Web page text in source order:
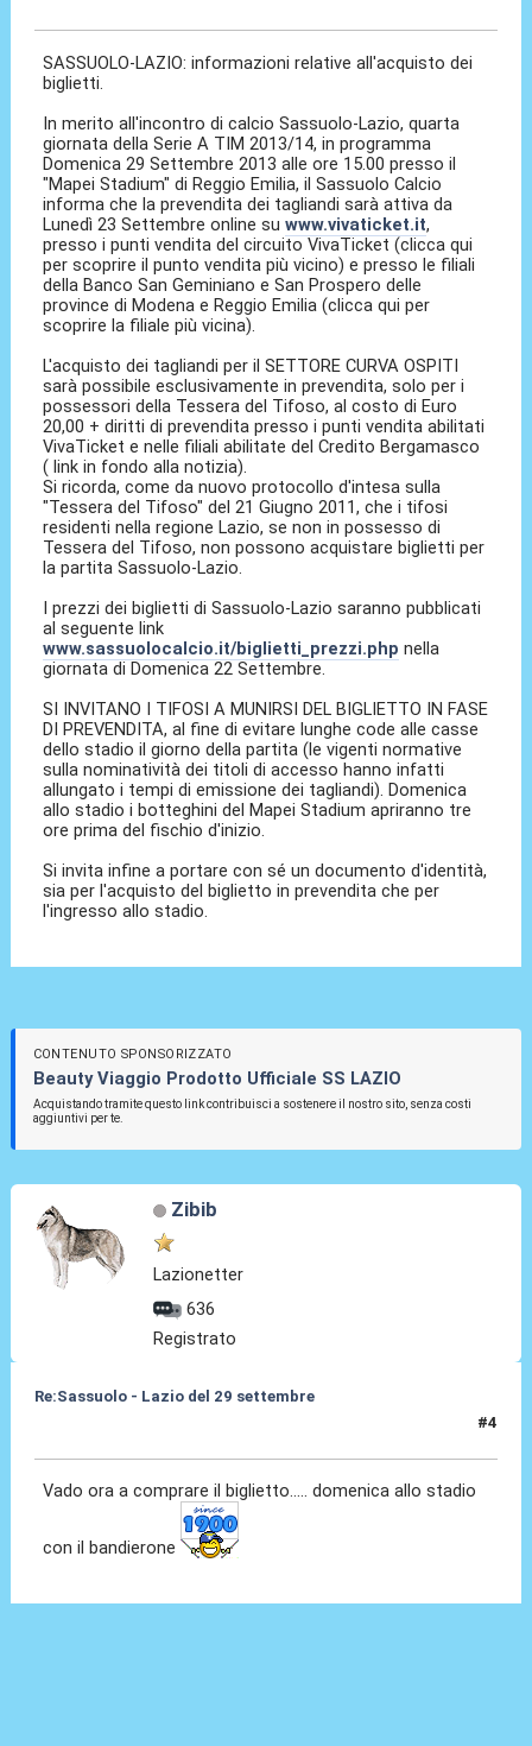
SASSUOLO-LAZIO: informazioni relative all'acquisto dei
biglietti.
In merito all'incontro di calcio Sassuolo-Lazio, quarta
giornata della Serie A TIM 2013/14, in programma
Domenica 29 Settembre 2013 alle ore 15.00 presso il
"Mapei Stadium" di Reggio Emilia, il Sassuolo Calcio
informa che la prevendita dei tagliandi sarà attiva da
Lunedì 23 Settembre online suwww.vivaticket.it,
presso i punti vendita del circuito VivaTicket (clicca qui
per scoprire il punto vendita più vicino) e presso le filiali
della Banco San Geminiano e San Prospero delle
province di Modena e Reggio Emilia (clicca qui per
scoprire la filiale più vicina).
L'acquisto dei tagliandi per il SETTORE CURVA OSPITI
sarà possibile esclusivamente in prevendita, solo per i
possessori della Tessera del Tifoso, al costo di Euro
20,00 + diritti di prevendita presso i punti vendita abilitati
VivaTicket e nelle filiali abilitate del Credito Bergamasco
( link in fondo alla notizia).
Si ricorda, come da nuovo protocollo d'intesa sulla
"Tessera del Tifoso" del 21 Giugno 2011, che i tifosi
residenti nella regione Lazio, se non in possesso di
Tessera del Tifoso, non possono acquistare biglietti per
la partita Sassuolo-Lazio.
I prezzi dei biglietti di Sassuolo-Lazio saranno pubblicati
al seguente link
www.sassuolocalcio.it/biglietti_prezzi.php nella
giornata di Domenica 22 Settembre.
SI INVITANO I TIFOSI A MUNIRSI DEL BIGLIETTO IN FASE
DI PREVENDITA, al fine di evitare lunghe code alle casse
dello stadio il giorno della partita (le vigenti normative
sulla nominatività dei titoli di accesso hanno infatti
allungato i tempi di emissione dei tagliandi). Domenica
allo stadio i botteghini del Mapei Stadium apriranno tre
ore prima del fischio d'inizio.
Si invita infine a portare con sé un documento d'identità,
sia per l'acquisto del biglietto in prevendita che per
l'ingresso allo stadio.
CONTENUTO SPONSORIZZATO
Beauty Viaggio Prodotto Ufficiale SS LAZIO
Acquistando tramite questo link contribuisci a sostenere il nostro sito, senza costi
aggiuntivi per te.
Zibib
Lazionetter
636
Registrato
Re:Sassuolo - Lazio del 29 settembre
#4
Vado ora a comprare il biglietto..... domenica allo stadio
con il bandierone